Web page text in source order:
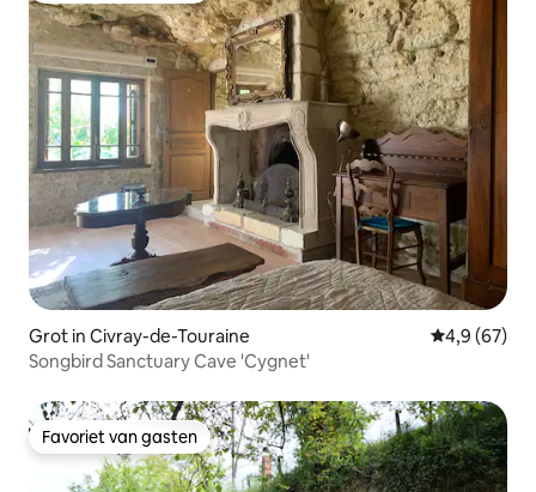
Grot in Civray-de-Touraine Gemiddelde
4,9 (67)
Songbird Sanctuary Cave 'Cygnet'
Favoriet van gasten
Favoriet van gasten